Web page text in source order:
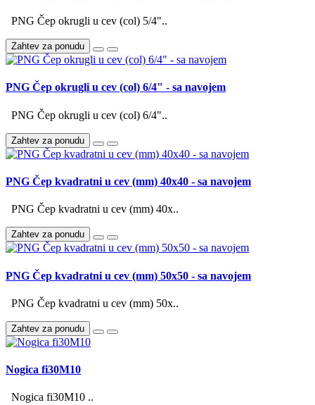
PNG Čep okrugli u cev (col) 5/4"..
Zahtev za ponudu
PNG Čep okrugli u cev (col) 6/4" - sa navojem
PNG Čep okrugli u cev (col) 6/4"..
Zahtev za ponudu
PNG Čep kvadratni u cev (mm) 40x40 - sa navojem
PNG Čep kvadratni u cev (mm) 40x..
Zahtev za ponudu
PNG Čep kvadratni u cev (mm) 50x50 - sa navojem
PNG Čep kvadratni u cev (mm) 50x..
Zahtev za ponudu
Nogica fi30M10
Nogica fi30M10 ..